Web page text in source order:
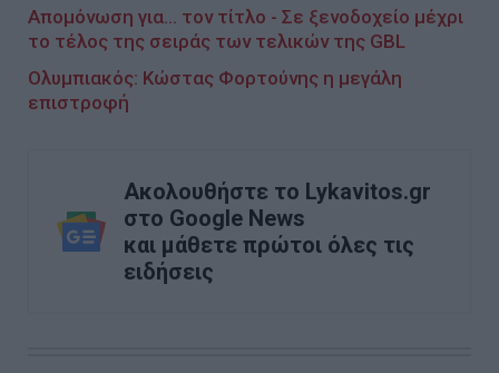
Απομόνωση για... τον τίτλο - Σε ξενοδοχείο μέχρι
το τέλος της σειράς των τελικών της GBL
Ολυμπιακός: Κώστας Φορτούνης η μεγάλη
επιστροφή
Ακολουθήστε το Lykavitos.gr
στο Google News
και μάθετε πρώτοι όλες τις
ειδήσεις